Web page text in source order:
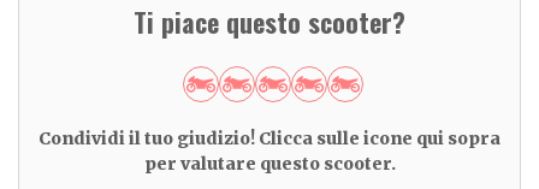
Ti piace questo scooter?
Condividi il tuo giudizio! Clicca sulle icone qui sopra
per valutare questo scooter.